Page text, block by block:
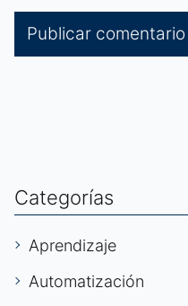
Categorías
Aprendizaje
Automatización